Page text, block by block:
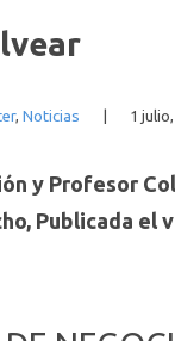
, Noticias 1
y Profesor
Publicada el